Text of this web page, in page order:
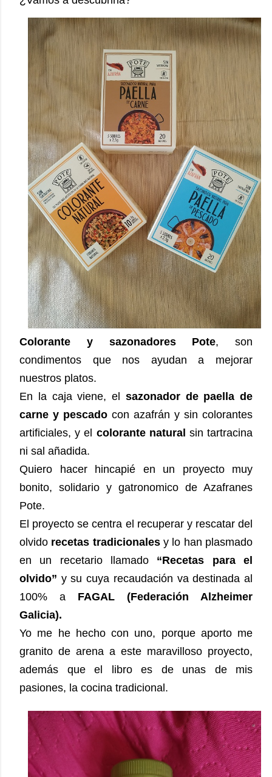
Colorante y sazonadores Pote, son
condimentos que nos ayudan a mejorar
nuestros platos.
En la caja viene, el sazonador de paella de
carne y pescado con azafrán y sin colorantes
artificiales, y el colorante natural sin tartracina
ni sal añadida.
Quiero hacer hincapié en un proyecto muy
bonito, solidario y gatronomico de Azafranes
Pote.
El proyecto se centra el recuperar y rescatar del
olvido recetas tradicionalesy lo han plasmado
en un recetario llamado “Recetas para el
olvido” y su cuya recaudación va destinada al
100% a FAGAL (Federación Alzheimer
Galicia).
Yo me he hecho con uno, porque aporto me
granito de arena a este maravilloso proyecto,
además que el libro es de unas de mis
pasiones, la cocina tradicional.